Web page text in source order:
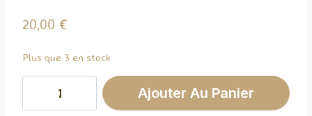
20,00 €
Plus que 3 en stock
Ajouter Au Panier